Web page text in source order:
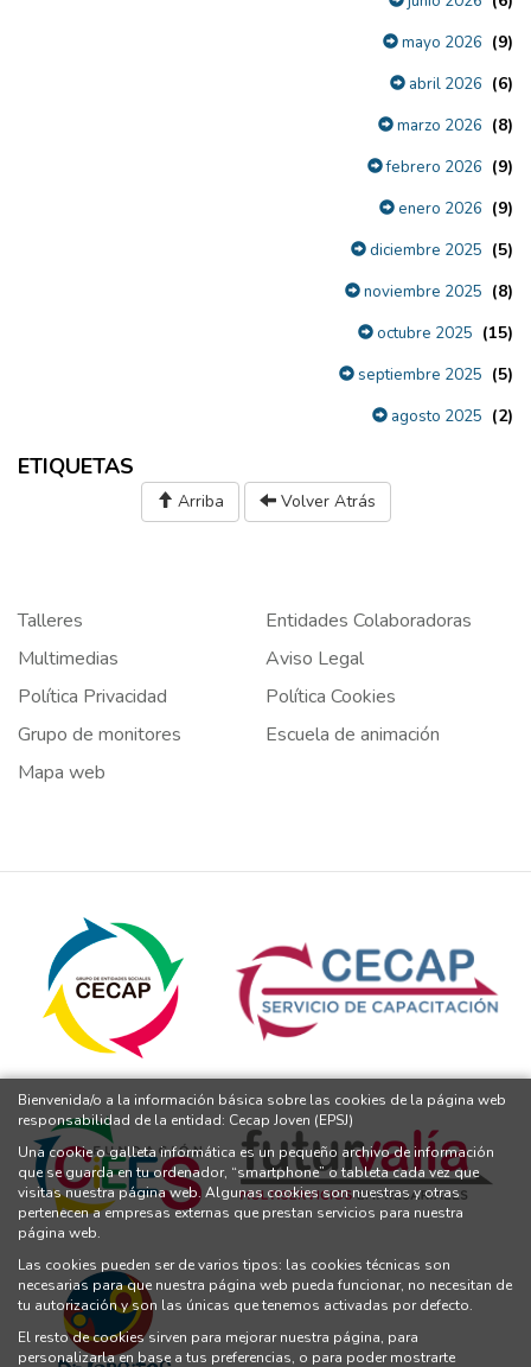
mayo 2026 (9)
abril 2026 (6)
marzo 2026 (8)
febrero 2026 (9)
enero 2026 (9)
diciembre 2025 (5)
noviembre 2025 (8)
octubre 2025 (15)
septiembre 2025 (5)
agosto 2025 (2)
ETIQUETAS
Arriba Volver Atrás
Talleres
Entidades Colaboradoras
Multimedias
Aviso Legal
Política Privacidad
Política Cookies
Grupo de monitores
Escuela de animación
Mapa web
Bienvenida/o a la información básica sobre las cookies de la página web
responsabilidad de la entidad: Cecap Joven (EPSJ)
Una cookie o galleta informática es un pequeño archivo de información
que se guarda en tu ordenador, “smartphone” o tableta cada vez que
visitas nuestra página web. Algunas cookies son nuestras y otras
pertenecen a empresas externas que prestan servicios para nuestra
página web.
Las cookies pueden ser de varios tipos: las cookies técnicas son
necesarias para que nuestra página web pueda funcionar, no necesitan de
tu autorización y son las únicas que tenemos activadas por defecto.
El resto de cookies sirven para mejorar nuestra página, para
personalizarla en base a tus preferencias, o para poder mostrarte